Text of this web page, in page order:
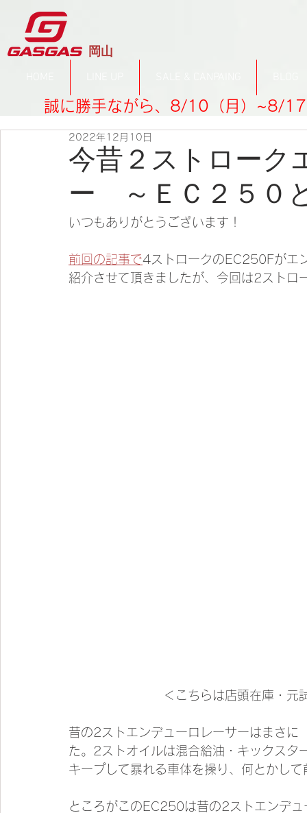
​岡山
誠に勝手ながら、8/10（月）~8/17
今昔２ストローク
ー ～ＥＣ２５０
2022年12月10日
いつもありがとうございます！
前回の記事で4ストロークのEC250Fがエ
紹介させて頂きましたが、今回は2スト
＜こちら
昔の2ストエンデューロレーサーはまさに
た。2ストオイルは混合給油・キックスタ
キープして暴れる車体を操り、何とかし
ところがこのEC250は昔の2ストエンデ